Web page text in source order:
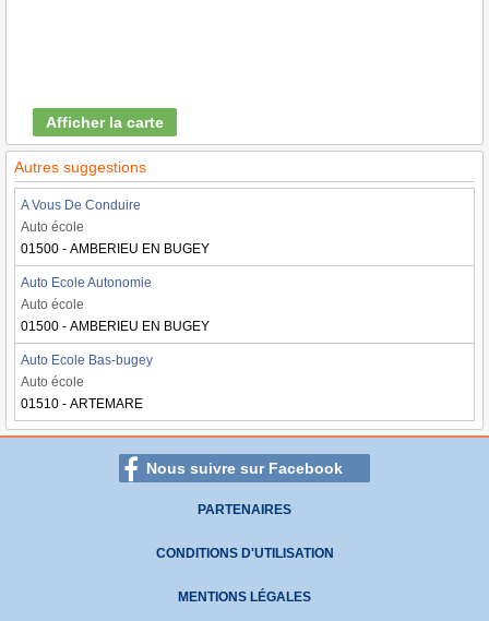
Afficher la carte
Autres suggestions
A Vous De Conduire
Auto école
01500 - AMBERIEU EN BUGEY
Auto Ecole Autonomie
Auto école
01500 - AMBERIEU EN BUGEY
Auto Ecole Bas-bugey
Auto école
01510 - ARTEMARE
Nous suivre sur Facebook
PARTENAIRES
CONDITIONS D'UTILISATION
MENTIONS LÉGALES